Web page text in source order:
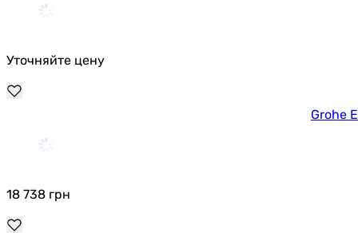
Уточняйте цену
Grohe
18 738 грн